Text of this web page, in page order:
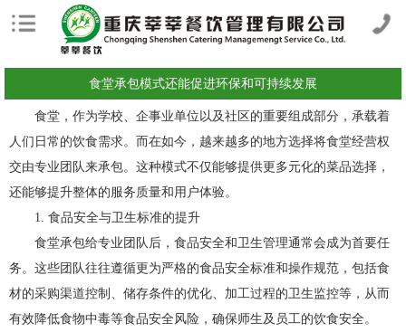
食堂承包模式还能促进环保和可持续发展
食堂，作为学校、企事业单位以及社区的重要组成部分，承载着
人们日常的饮食需求。而在如今，越来越多的地方选择将食堂经营权
交由专业团队来承包。这种模式不仅能够提供更多元化的菜品选择，
还能够提升整体的服务质量和用户体验。
1. 食品安全与卫生标准的提升
食堂承包给专业团队后，食品安全和卫生管理通常会成为首要任
务。这些团队往往遵循更为严格的食品安全标准和操作规范，包括食
材的采购渠道控制、储存条件的优化、加工过程的卫生监控等，从而
有效降低食物中毒等食品安全风险，确保师生及员工的饮食安全。